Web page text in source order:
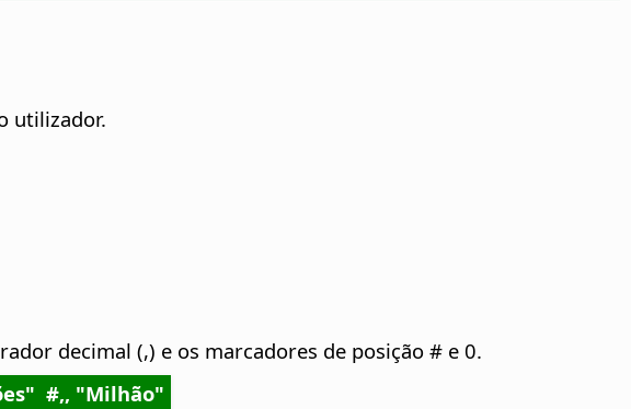
utilizador.
decimal (,) e os marcadores de posição # e 0.
#,, "Milhão"